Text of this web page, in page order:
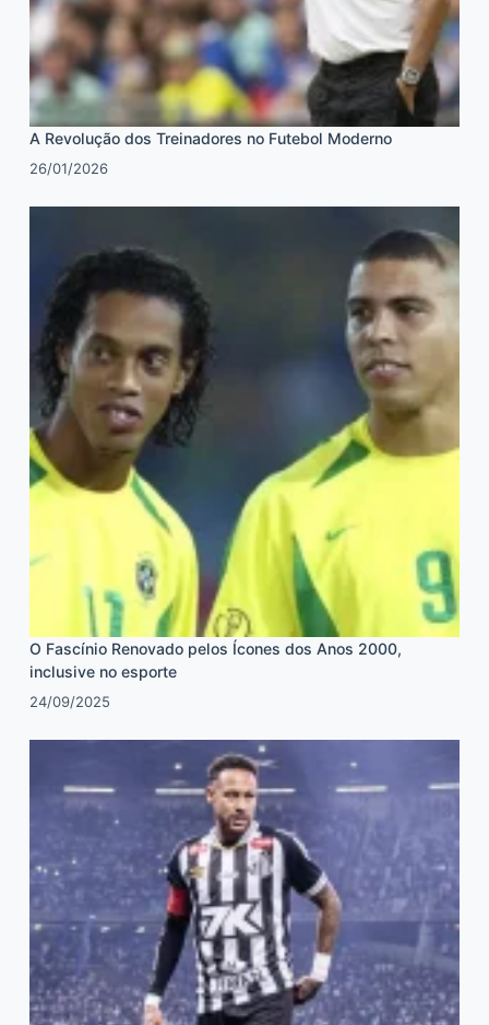
A Revolução dos Treinadores no Futebol Moderno
26/01/2026
O Fascínio Renovado pelos Ícones dos Anos 2000,
inclusive no esporte
24/09/2025